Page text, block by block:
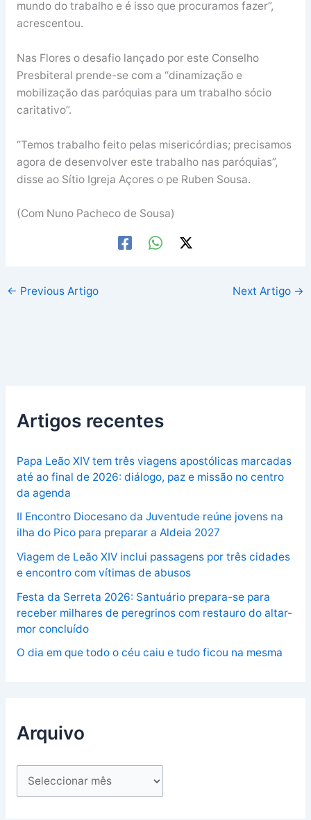
mundo do trabalho e é isso que procuramos fazer”,
acrescentou.
Nas Flores o desafio lançado por este Conselho
Presbiteral prende-se com a “dinamização e
mobilização das paróquias para um trabalho sócio
caritativo”.
“Temos trabalho feito pelas misericórdias; precisamos
agora de desenvolver este trabalho nas paróquias”,
disse ao Sítio Igreja Açores o pe Ruben Sousa.
(Com Nuno Pacheco de Sousa)
← Previous Artigo Next Artigo →
Artigos recentes
Papa Leão XIV tem três viagens apostólicas marcadas
até ao final de 2026: diálogo, paz e missão no centro
da agenda
II Encontro Diocesano da Juventude reúne jovens na
ilha do Pico para preparar a Aldeia 2027
Viagem de Leão XIV inclui passagens por três cidades
e encontro com vítimas de abusos
Festa da Serreta 2026: Santuário prepara-se para
receber milhares de peregrinos com restauro do altar-
mor concluído
O dia em que todo o céu caiu e tudo ficou na mesma
Arquivo